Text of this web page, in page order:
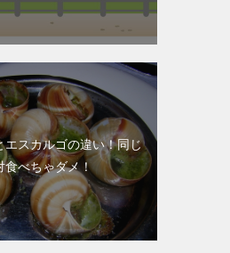
エスカルゴの違い！同じ
食べちゃダメ！